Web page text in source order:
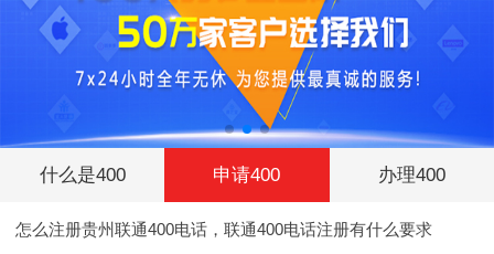
什么是400 申请400 办理400
怎么注册贵州联通400电话，联通400电话注册有什么要求